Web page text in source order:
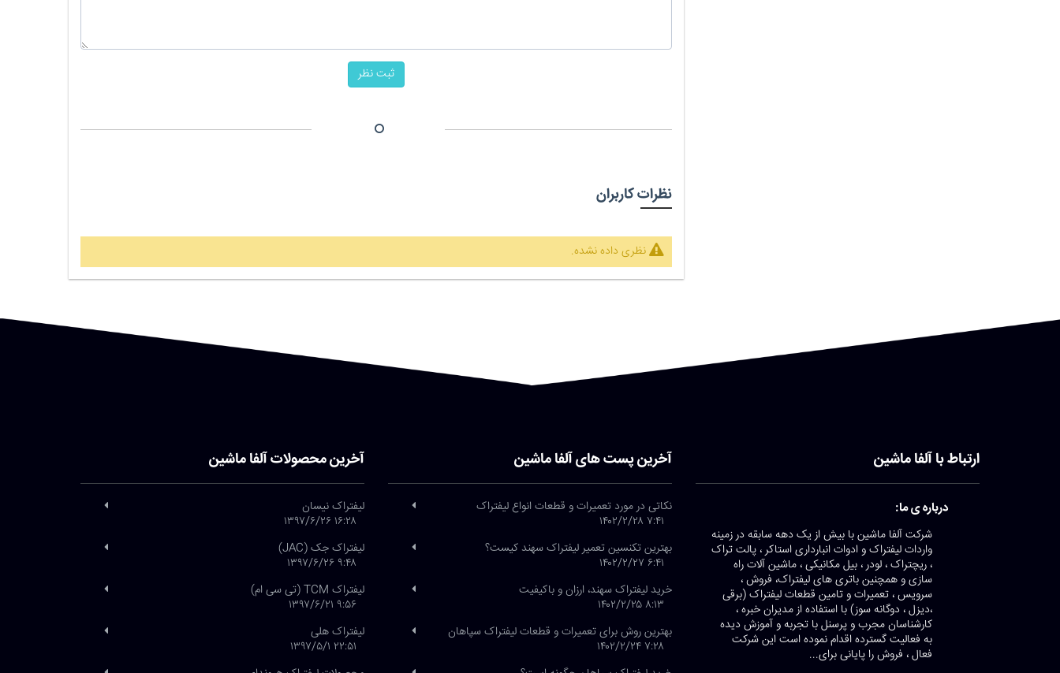
ثبت نظر
نظرات کاربران
نظری داده نشده.
ارتباط با آلفا ماشین
درباره ی ما:
شرکت آلفا ماشین با بیش از یک دهه سابقه در زمینه
واردات لیفتراک و ادوات انبارداری استاکر ، پالت تراک
، ریچتراک ، لودر ، بیل مکانیکی ، ماشین آلات راه
سازی و همچنین باتری های لیفتراک، فروش ،
سرویس ، تعمیرات و تامین قطعات لیفتراک (برقی
،دیزل ، دوگانه سوز) با استفاده از مدیران خبره ،
کارشناسان مجرب و پرسنل با تجربه و آموزش دیده
به فعالیت گسترده اقدام نموده است این شرکت
فعال ، فروش را پایانی برای...
آخرین پست های آلفا ماشین
نکاتی در مورد تعمیرات و قطعات انواع لیفتراک
۷:۴۱ ۱۴۰۲/۲/۲۸
بهترین تکنسین تعمیر لیفتراک سهند کیست؟
۶:۴۱ ۱۴۰۲/۲/۲۷
خرید لیفتراک سهند، ارزان و باکیفیت
۸:۱۳ ۱۴۰۲/۲/۲۵
بهترین روش برای تعمیرات و قطعات لیفتراک سپاهان
۷:۲۸ ۱۴۰۲/۲/۲۴
آخرین محصولات آلفا ماشین
لیفتراک نیسان
۱۶:۲۸ ۱۳۹۷/۶/۲۶
لیفتراک جک (JAC)
۹:۴۸ ۱۳۹۷/۶/۲۶
لیفتراک TCM (تی سی ام)
۹:۵۶ ۱۳۹۷/۶/۲۱
لیفتراک هلی
۲۲:۵۱ ۱۳۹۷/۵/۱